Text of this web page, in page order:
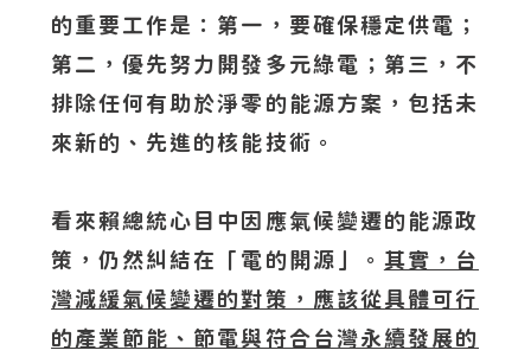
的重要工作是：第一，要確保穩定供電；
第二，優先努力開發多元綠電；第三，不
排除任何有助於淨零的能源方案，包括未
來新的、先進的核能技術。
看來賴總統心目中因應氣候變遷的能源政
策，仍然糾結在「電的開源」。 其實，台
灣減緩氣候變遷的對策，應該從具體可行
的產業節能、節電與符合台灣永續發展的